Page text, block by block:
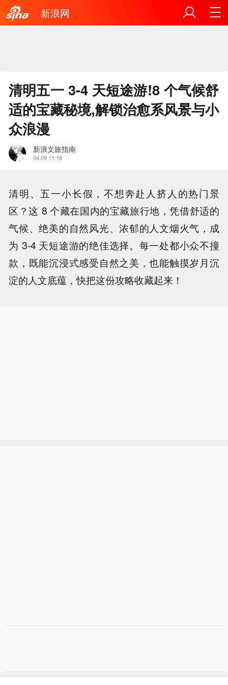
新浪网
清明五一 3-4 天短途游!8 个气候舒
适的宝藏秘境,解锁治愈系风景与小
众浪漫
新浪文旅指南
04.09 11:18
清明、五一小长假，不想奔赴人挤人的热门景
区？这 8 个藏在国内的宝藏旅行地，凭借舒适的
气候、绝美的自然风光、浓郁的人文烟火气，成
为 3-4 天短途游的绝佳选择。每一处都小众不撞
款，既能沉浸式感受自然之美，也能触摸岁月沉
淀的人文底蕴，快把这份攻略收藏起来！